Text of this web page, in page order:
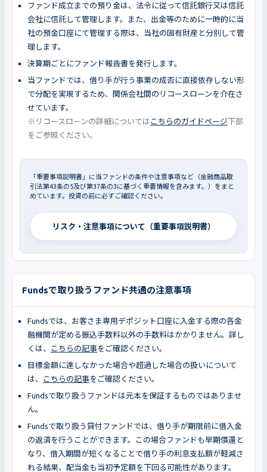
ファンド成立までの預り金は、法令に従って信託銀行又は信託
会社に信託して管理します。また、出金等のために一時的に当
社の預金口座にて管理する際は、当社の固有財産と分別して管
理します。
決算期ごとにファンド報告書を発行します。
当ファンドでは、借り手が行う事業の成否に直接依存しない形
で分配を実現するため、関係会社間のリコースローンを介在さ
せています。
※リコースローンの詳細については こちらのガイドページ下部
をご参照ください。
「重要事項説明書」に当ファンドの条件や注意事項など（金融商品取
引法第43条の5及び第37条の3に基づく重要情報を含みます。）をまと
めています。投資の前に必ずご確認ください。
リスク・注意事項について（重要事項説明書）
Fundsで取り扱うファンド共通の注意事項
Fundsでは、お客さま専用デポジット口座に入金する際の各金
融機関が定める振込手数料以外の手数料はかかりません。詳し
くは、
こちらの記事をご確認ください。
目標金額に達しなかった場合や超過した場合の扱いについて
は、
こちらの記事をご確認ください。
Fundsで取り扱うファンドは元本を保証するものではありませ
ん。
Fundsで取り扱う貸付ファンドでは、借り手が期限前に借入金
の返済を行うことができます。この場合ファンドも早期償還と
なり、借入期間が短くなることで借り手の利息支払額が軽減さ
れる結果、配当金も当初予定額を下回る可能性があります。